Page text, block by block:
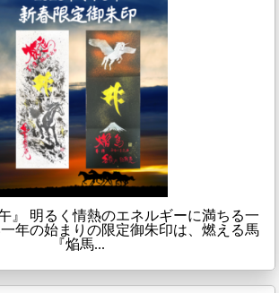
』 明るく情熱のエネルギーに満ちる一
年の始まりの限定御朱印は、燃える馬
『焔馬...